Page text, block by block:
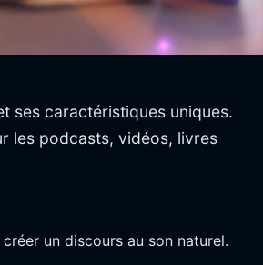
ses caractéristiques uniques.
les podcasts, vidéos, livres
un discours au son naturel.